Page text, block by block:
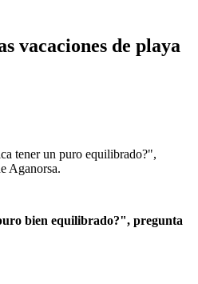
vacaciones de playa
bien equilibrado?", pregunta